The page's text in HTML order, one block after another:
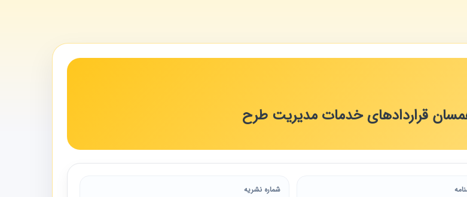
قراردادهای خدمات مدیریت طرح
شماره نشریه